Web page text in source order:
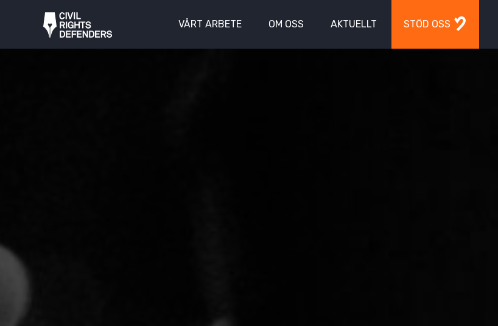
VÅRT ARBETE OM OSS AKTUELLT STÖD OSS